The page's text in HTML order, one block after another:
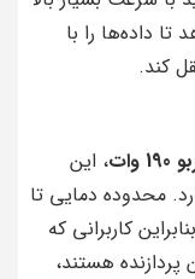
داده‌ها را با
کند.
، این
محدوده دمایی تا
کاربرانی که
پردازنده هستند،